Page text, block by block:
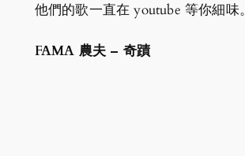
他們的歌一直在 youtube 等你細味。
FAMA 農夫 – 奇蹟